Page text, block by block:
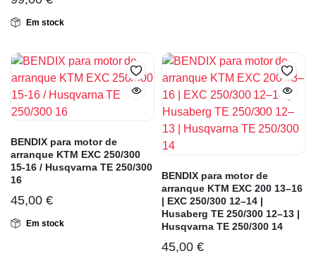
Em stock
BENDIX para motor de
arranque KTM EXC 250/300
15-16 / Husqvarna TE 250/300
16
45,00 €
Em stock
BENDIX para motor de
arranque KTM EXC 200 13–16
| EXC 250/300 12–14 |
Husaberg TE 250/300 12–13 |
Husqvarna TE 250/300 14
45,00 €